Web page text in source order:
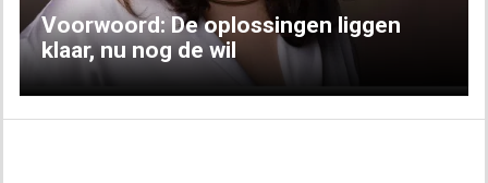
Voorwoord: De oplossingen liggen
klaar, nu nog de wil